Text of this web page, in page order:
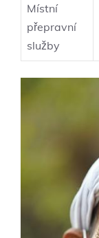
Místní
přepravní
služby